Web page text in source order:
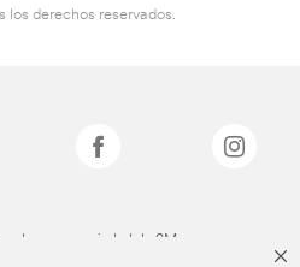
derechos reservados.
son propiedad de 3M